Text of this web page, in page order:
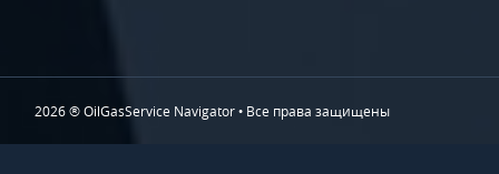
2026 ® OilGasService Navigator • Все права защищены